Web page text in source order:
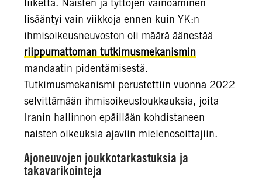
liikettä. Naisten ja tyttöjen vainoaminen
lisääntyi vain viikkoja ennen kuin YK:n
ihmisoikeusneuvoston oli määrä äänestää
riippumattoman tutkimusmekanismin
mandaatin pidentämisestä.
Tutkimusmekanismi perustettiin vuonna 2022
selvittämään ihmisoikeusloukkauksia, joita
Iranin hallinnon epäillään kohdistaneen
naisten oikeuksia ajaviin mielenosoittajiin.
Ajoneuvojen joukkotarkastuksia ja
takavarikointeja